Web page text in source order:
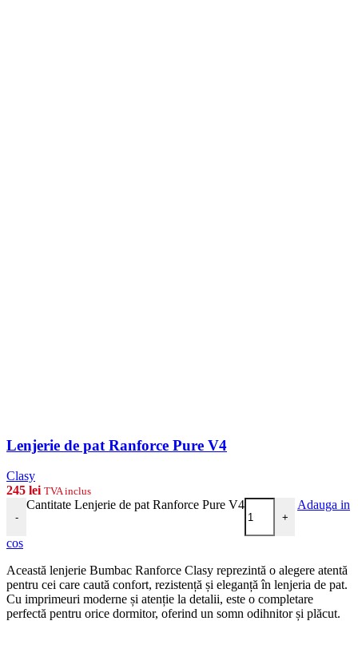
Lenjerie de pat Ranforce Pure V4
Clasy
245 lei TVA inclus
-
Cantitate Lenjerie de pat Ranforce Pure V4
+
Adauga in
cos
Această lenjerie Bumbac Ranforce Clasy reprezintă o alegere atentă
pentru cei care caută confort, rezistență și eleganță în lenjeria de pat.
Cu imprimeuri moderne și atenție la detalii, este o completare
perfectă pentru orice dormitor, oferind un somn odihnitor și plăcut.